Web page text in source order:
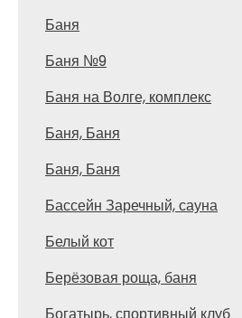
Баня
Баня №9
Баня на Волге, комплекс
Баня, Баня
Баня, Баня
Бассейн Заречный, сауна
Белый кот
Берёзовая роща, баня